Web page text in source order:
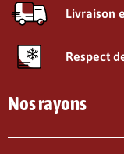
Livraison
Respect
Nos rayons